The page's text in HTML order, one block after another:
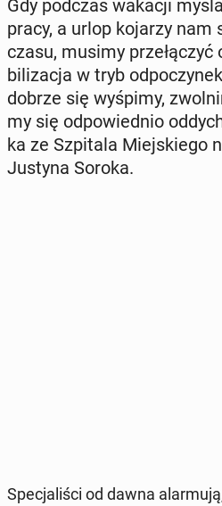
Gdy podczas wakacji
pracy, a urlop kojarzy
czasu, musimy
bi­li­za­cja w tryb
dobrze się wyśpimy,
my się od­po­wied­nio
ka ze Szpi­ta­la Miej­skie­go
Justyna Soroka.
Spe­cja­li­ści od dawna